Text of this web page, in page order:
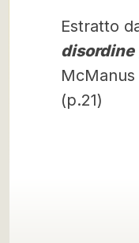
Estratto
disordine
(p.21)